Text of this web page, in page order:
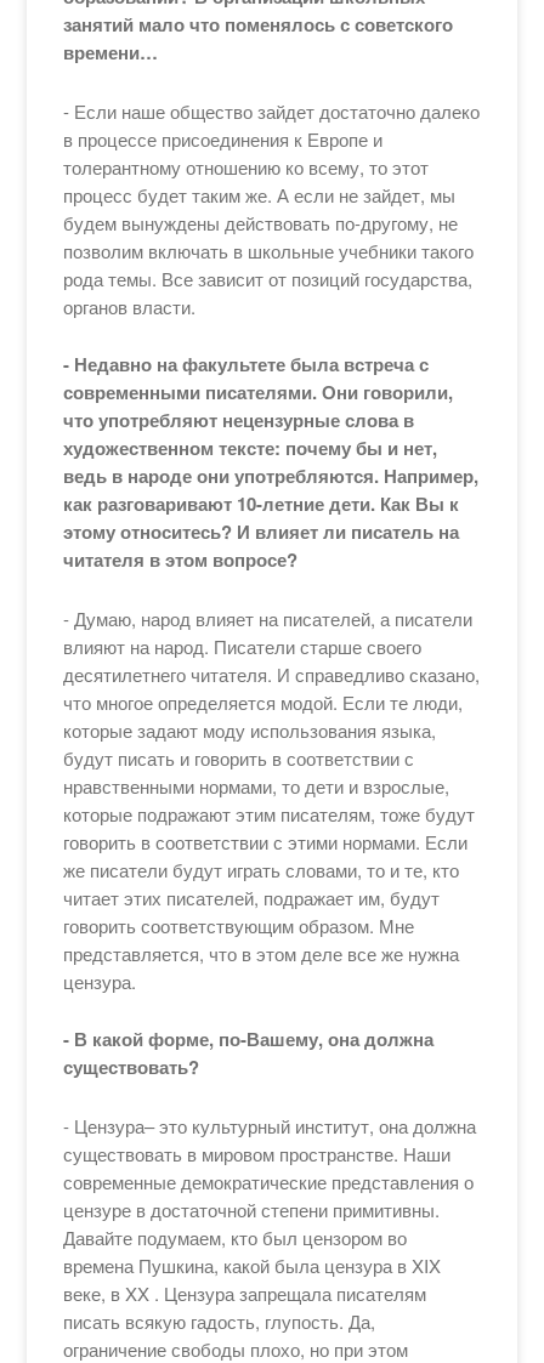
занятий мало что поменялось с советского
времени…
- Если наше общество зайдет достаточно далеко
в процессе присоединения к Европе и
толерантному отношению ко всему, то этот
процесс будет таким же. А если не зайдет, мы
будем вынуждены действовать по-другому, не
позволим включать в школьные учебники такого
рода темы. Все зависит от позиций государства,
органов власти.
- Недавно на факультете была встреча с
современными писателями. Они говорили,
что употребляют нецензурные слова в
художественном тексте: почему бы и нет,
ведь в народе они употребляются. Например,
как разговаривают 10-летние дети. Как Вы к
этому относитесь? И влияет ли писатель на
читателя в этом вопросе?
- Думаю, народ влияет на писателей, а писатели
влияют на народ. Писатели старше своего
десятилетнего читателя. И справедливо сказано,
что многое определяется модой. Если те люди,
которые задают моду использования языка,
будут писать и говорить в соответствии с
нравственными нормами, то дети и взрослые,
которые подражают этим писателям, тоже будут
говорить в соответствии с этими нормами. Если
же писатели будут играть словами, то и те, кто
читает этих писателей, подражает им, будут
говорить соответствующим образом. Мне
представляется, что в этом деле все же нужна
цензура.
- В какой форме, по-Вашему, она должна
существовать?
- Цензура– это культурный институт, она должна
существовать в мировом пространстве. Наши
современные демократические представления о
цензуре в достаточной степени примитивны.
Давайте подумаем, кто был цензором во
времена Пушкина, какой была цензура в XIX
веке, в XX . Цензура запрещала писателям
писать всякую гадость, глупость. Да,
ограничение свободы плохо, но при этом